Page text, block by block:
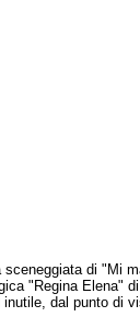
di "Mi
"Regina Elena"
dal punto di